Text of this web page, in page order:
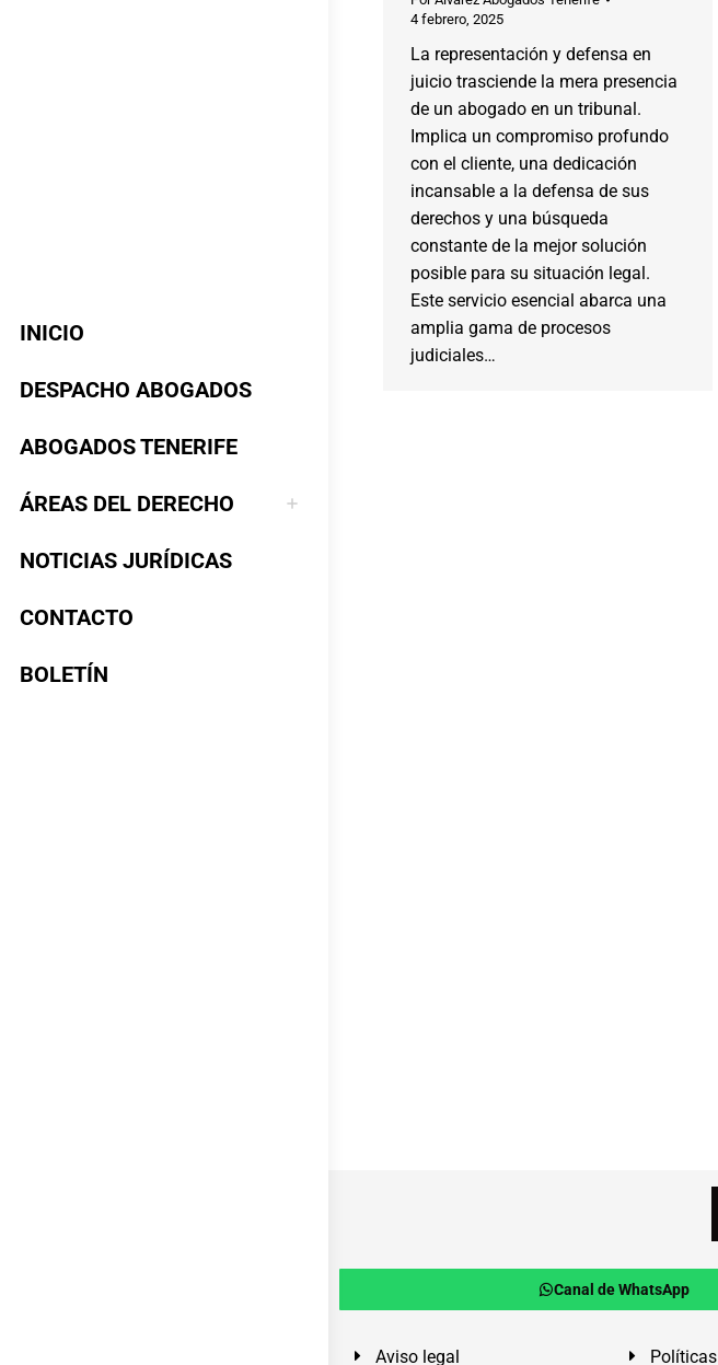
INICIO
DESPACHO ABOGADOS
ABOGADOS TENERIFE
ÁREAS DEL DERECHO
NOTICIAS JURÍDICAS
CONTACTO
BOLETÍN
4 febrero, 2025
La representación y defensa en
juicio trasciende la mera presencia
de un abogado en un tribunal.
Implica un compromiso profundo
con el cliente, una dedicación
incansable a la defensa de sus
derechos y una búsqueda
constante de la mejor solución
posible para su situación legal.
Este servicio esencial abarca una
amplia gama de procesos
judiciales…
Canal de WhatsApp
Aviso legal